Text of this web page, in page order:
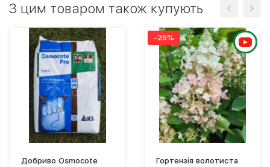
З цим товаром також купують
Добриво Osmocote
-25%
Гортензія волотиста